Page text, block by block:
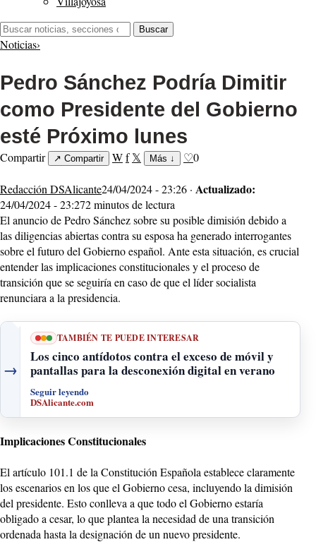
Buscar:
Buscar
Noticias›
Pedro Sánchez Podría Dimitir
como Presidente del Gobierno
esté Próximo lunes
Compartir ↗ Compartir Wf 𝕏 Más ↓ ♡0
Redacción DSAlicante24/04/2024 - 23:26 · Actualizado:
24/04/2024 - 23:272 minutos de lectura
El anuncio de Pedro Sánchez sobre su posible dimisión debido a
las diligencias abiertas contra su esposa ha generado interrogantes
sobre el futuro del Gobierno español. Ante esta situación, es crucial
entender las implicaciones constitucionales y el proceso de
transición que se seguiría en caso de que el líder socialista
renunciara a la presidencia.
→
TAMBIÉN TE PUEDE INTERESAR
Los cinco antídotos contra el exceso de móvil y
pantallas para la desconexión digital en verano
Seguir leyendo
DSAlicante.com
Implicaciones Constitucionales
El artículo 101.1 de la Constitución Española establece claramente
los escenarios en los que el Gobierno cesa, incluyendo la dimisión
del presidente. Esto conlleva a que todo el Gobierno estaría
obligado a cesar, lo que plantea la necesidad de una transición
ordenada hasta la designación de un nuevo presidente.